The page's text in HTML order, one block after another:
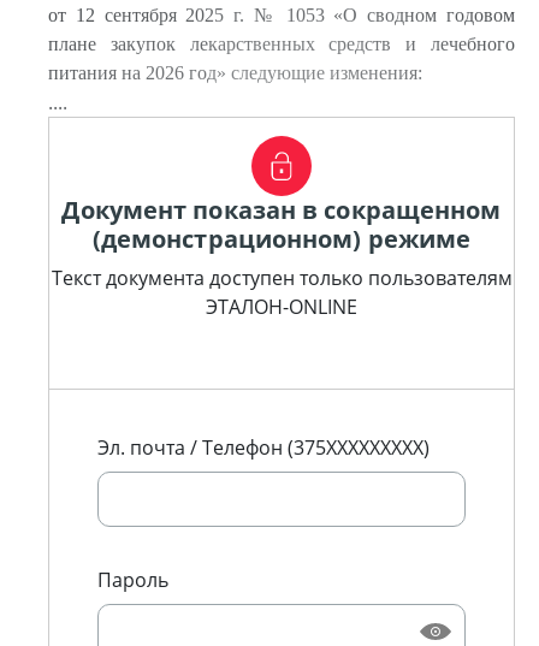
от 12 сентября 2025 г. № 1053 «О сводном годовом
плане закупок лекарственных средств и лечебного
питания на 2026 год» следующие изменения:
....
Документ показан в сокращенном
(демонстрационном) режиме
Текст документа доступен только пользователям
ЭТАЛОН-ONLINE
Эл. почта / Телефон (375XXXXXXXXX)
Пароль